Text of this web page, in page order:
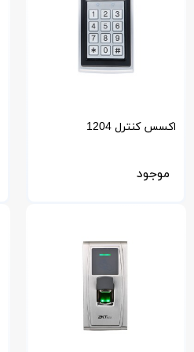
اکسس کنترل 1204
موجود